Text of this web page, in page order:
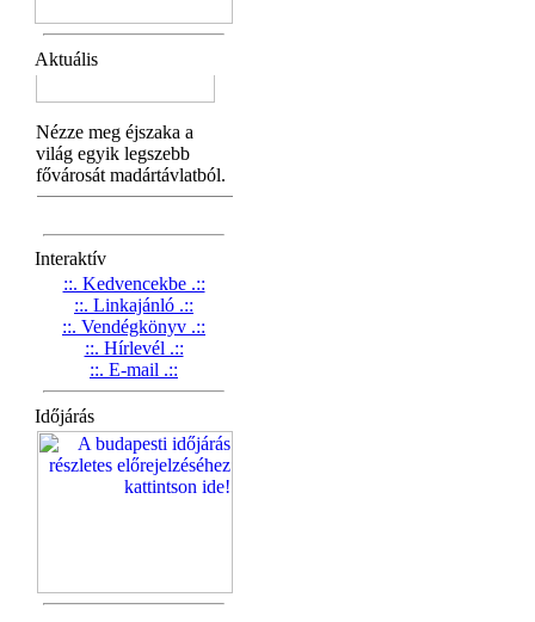
Aktuális
Interaktív
::. Kedvencekbe .::
::. Linkajánló .::
::. Vendégkönyv .::
::. Hírlevél .::
::. E-mail .::
Időjárás